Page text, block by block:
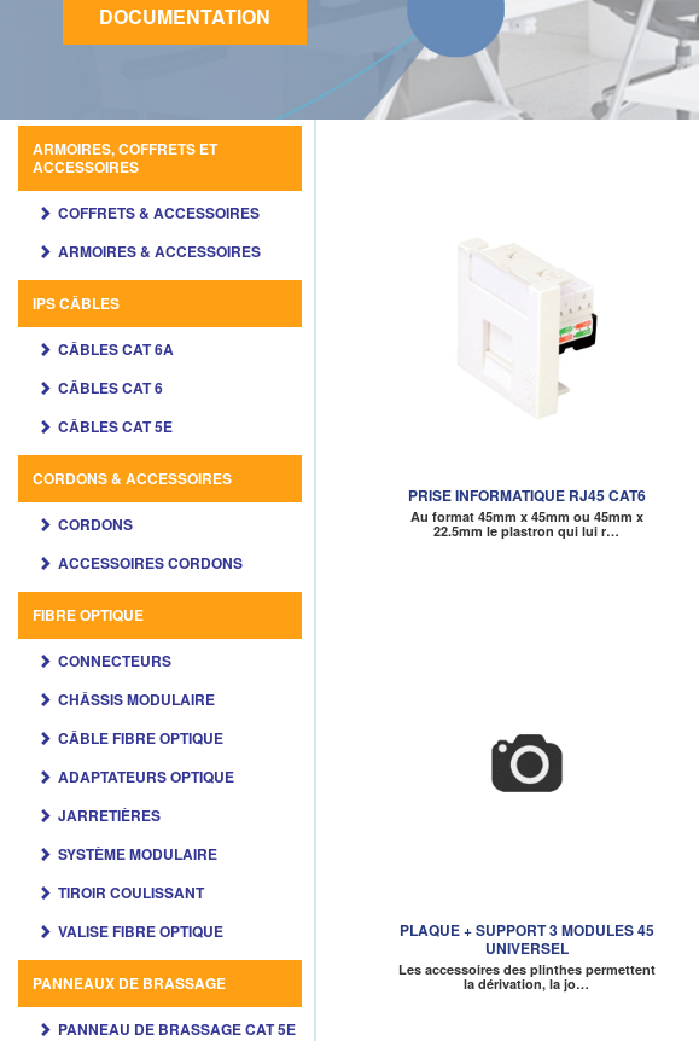
DOCUMENTATION
ARMOIRES, COFFRETS ET
ACCESSOIRES
COFFRETS & ACCESSOIRES
ARMOIRES & ACCESSOIRES
IPS CÂBLES
CÂBLES CAT 6A
CÂBLES CAT 6
CÂBLES CAT 5E
CORDONS & ACCESSOIRES
CORDONS
ACCESSOIRES CORDONS
FIBRE OPTIQUE
CONNECTEURS
CHÂSSIS MODULAIRE
CÂBLE FIBRE OPTIQUE
ADAPTATEURS OPTIQUE
JARRETIÈRES
SYSTÈME MODULAIRE
TIROIR COULISSANT
VALISE FIBRE OPTIQUE
PANNEAUX DE BRASSAGE
PANNEAU DE BRASSAGE CAT 5E
PRISE INFORMATIQUE RJ45 CAT6
Au format 45mm x 45mm ou 45mm x
22.5mm le plastron qui lui r…
PLAQUE + SUPPORT 3 MODULES 45
UNIVERSEL
Les accessoires des plinthes permettent
la dérivation, la jo…